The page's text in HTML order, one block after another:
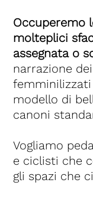
Occuperemo
molteplici
assegnata o
narrazione
modello di
canoni
Vogliamo
e ciclisti che
gli spazi che